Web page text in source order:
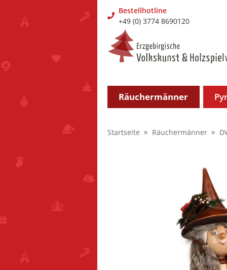
Bestellhotline
+49 (0) 3774 8690120
Räuchermänner
Startseite Räuchermänner